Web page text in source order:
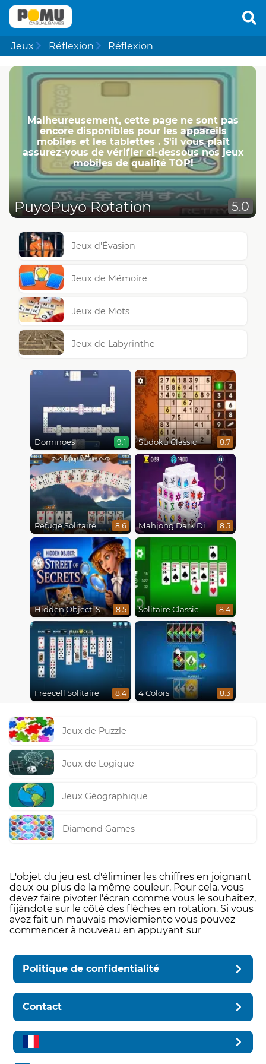
Jeux Réflexion Réflexion
Malheureusement, cette page ne ​​sont pas
encore disponibles pour les appareils
mobiles et les tablettes . S'il vous plaît
assurez-vous de vérifier ci-dessous nos jeux
mobiles de qualité TOP!
PuyoPuyo Rotation 5.0
Jeux d'Évasion
Jeux de Mémoire
Jeux de Mots
Jeux de Labyrinthe
Dominoes 9.1 Sudoku Classic 8.7
Refuge Solitaire 8.6 Mahjong Dark Dimensions 8.5
Hidden Object: Street Of Secrets 8.5 Solitaire Classic 8.4
Freecell Solitaire 8.4 4 Colors 8.3
Jeux de Puzzle
Jeux de Logique
Jeux Géographique
Diamond Games
L'objet du jeu est d'éliminer les chiffres en joignant
deux ou plus de la même couleur. Pour cela, vous
devez faire pivoter l'écran comme vous le souhaitez,
fijándote sur le côté des flèches en rotation. Si vous
avez fait un mauvais moviemiento vous pouvez
commencer à nouveau en appuyant sur
Politique de confidentialité
Contact